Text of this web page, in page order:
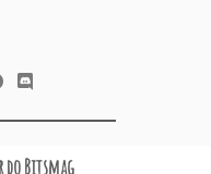
do Bitsmag